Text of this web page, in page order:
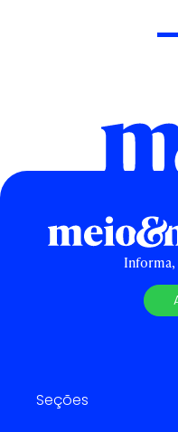
Informa,
Seções